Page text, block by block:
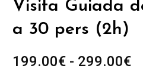
Visita Guiada
a 30 pers (2h)
199.00€ - 299.00€